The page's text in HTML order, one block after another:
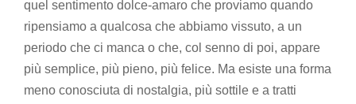
quel sentimento dolce-amaro che proviamo quando
ripensiamo a qualcosa che abbiamo vissuto, a un
periodo che ci manca o che, col senno di poi, appare
più semplice, più pieno, più felice. Ma esiste una forma
meno conosciuta di nostalgia, più sottile e a tratti